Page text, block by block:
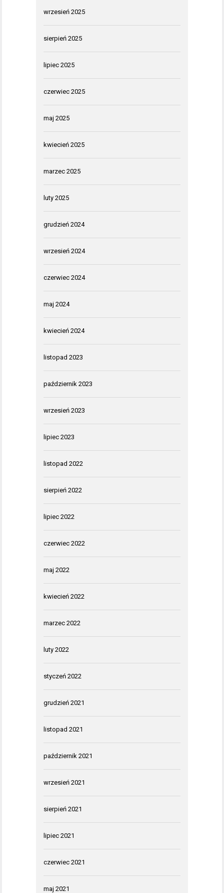
wrzesień 2025
sierpień 2025
lipiec 2025
czerwiec 2025
maj 2025
kwiecień 2025
marzec 2025
luty 2025
grudzień 2024
wrzesień 2024
czerwiec 2024
maj 2024
kwiecień 2024
listopad 2023
październik 2023
wrzesień 2023
lipiec 2023
listopad 2022
sierpień 2022
lipiec 2022
czerwiec 2022
maj 2022
kwiecień 2022
marzec 2022
luty 2022
styczeń 2022
grudzień 2021
listopad 2021
październik 2021
wrzesień 2021
sierpień 2021
lipiec 2021
czerwiec 2021
maj 2021